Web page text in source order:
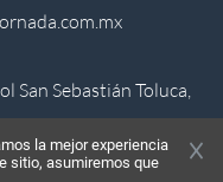
San Sebastián Toluca,
la mejor experiencia
sitio, asumiremos que